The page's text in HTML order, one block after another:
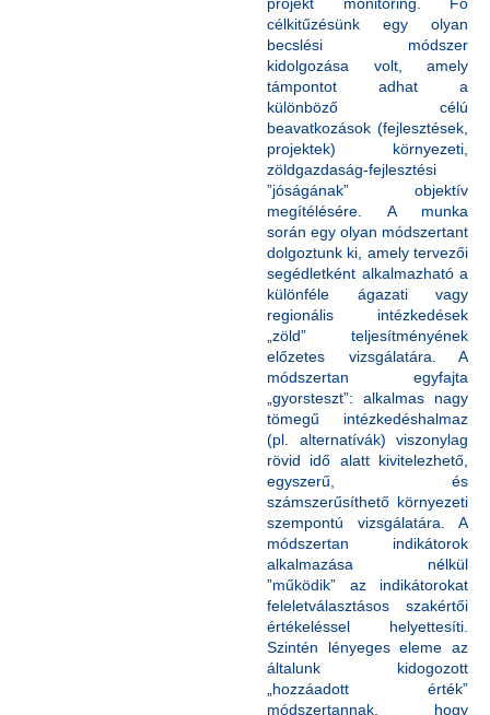
célkitűzésünk egy olyan
becslési módszer
kidolgozása volt, amely
támpontot adhat a
különböző célú
beavatkozások (fejlesztések,
projektek) környezeti,
zöldgazdaság-fejlesztési
”jóságának” objektív
megítélésére. A munka
során egy olyan módszertant
dolgoztunk ki, amely tervezői
segédletként alkalmazható a
különféle ágazati vagy
regionális intézkedések
„zöld” teljesítményének
előzetes vizsgálatára. A
módszertan egyfajta
„gyorsteszt”: alkalmas nagy
tömegű intézkedéshalmaz
(pl. alternatívák) viszonylag
rövid idő alatt kivitelezhető,
egyszerű, és
számszerűsíthető környezeti
szempontú vizsgálatára. A
módszertan indikátorok
alkalmazása nélkül
”működik” az indikátorokat
feleletválasztásos szakértői
értékeléssel helyettesíti.
Szintén lényeges eleme az
általunk kidogozott
„hozzáadott érték”
módszertannak, hogy